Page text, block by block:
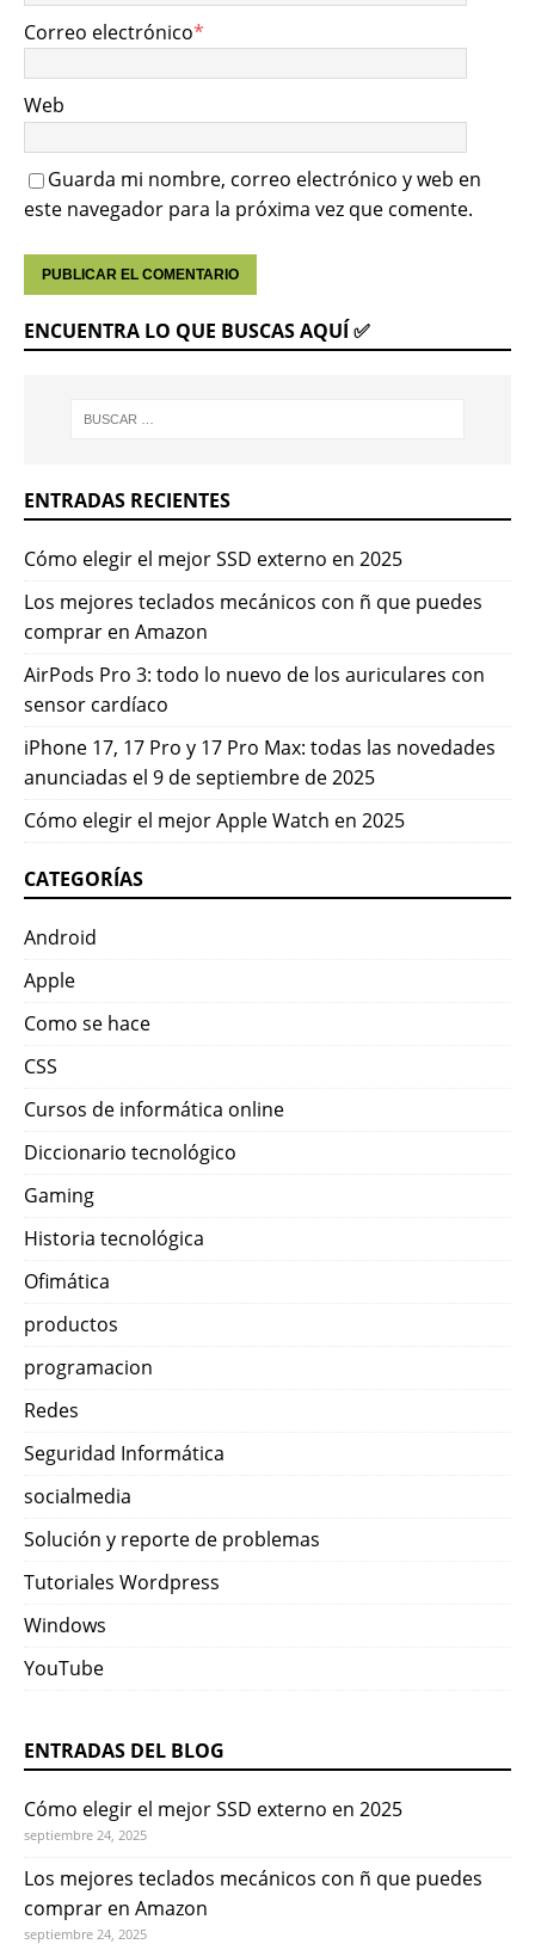
Correo electrónico*
Web
Guarda mi nombre, correo electrónico y web en
este navegador para la próxima vez que comente.
ENCUENTRA LO QUE BUSCAS AQUÍ ✅
ENTRADAS RECIENTES
Cómo elegir el mejor SSD externo en 2025
Los mejores teclados mecánicos con ñ que puedes
comprar en Amazon
AirPods Pro 3: todo lo nuevo de los auriculares con
sensor cardíaco
iPhone 17, 17 Pro y 17 Pro Max: todas las novedades
anunciadas el 9 de septiembre de 2025
Cómo elegir el mejor Apple Watch en 2025
CATEGORÍAS
Android
Apple
Como se hace
CSS
Cursos de informática online
Diccionario tecnológico
Gaming
Historia tecnológica
Ofimática
productos
programacion
Redes
Seguridad Informática
socialmedia
Solución y reporte de problemas
Tutoriales Wordpress
Windows
YouTube
ENTRADAS DEL BLOG
Cómo elegir el mejor SSD externo en 2025
septiembre 24, 2025
Los mejores teclados mecánicos con ñ que puedes
comprar en Amazon
septiembre 24, 2025